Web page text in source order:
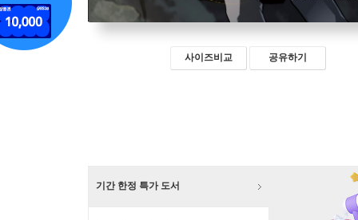
사이즈비교 공유하기
기간 한정 특가 도서